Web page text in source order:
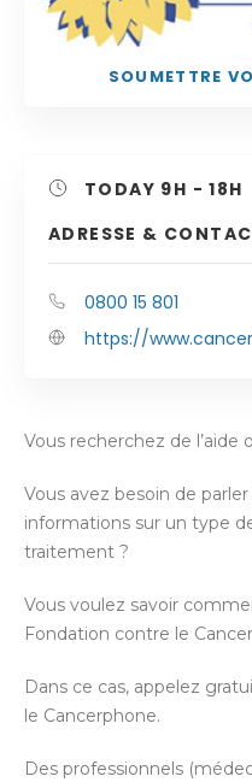
SOUMETTRE
TODAY 9H - 18H
ADRESSE &
0800 15 801
https://
Vous recherchez de l’aide
Vous avez besoin de
informations sur un type
traitement ?
Vous voulez savoir
Fondation contre le
Dans ce cas, appelez
le Cancerphone.
Des professionnels